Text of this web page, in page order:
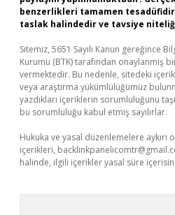
benzerlikleri tamamen
taslak halindedir ve tavsiye
Sitemiz, 5651 Sayılı Kanun gereğince
Kurumu (BTK) tarafından onaylanmış
vermektedir. Bu nedenle, sitedeki
veya araştırma yükümlülüğümüz
yazdıkları içeriklerin sorumluluğunu
bu sorumluluğu kabul etmiş sayılırlar.
Hukuka ve yasal düzenlemelere
içerikleri,
halinde, ilgili içerikler yasal süre